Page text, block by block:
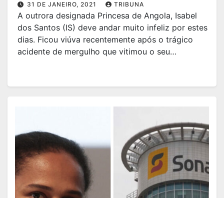
31 DE JANEIRO, 2021 TRIBUNA
A outrora designada Princesa de Angola, Isabel
dos Santos (IS) deve andar muito infeliz por estes
dias. Ficou viúva recentemente após o trágico
acidente de mergulho que vitimou o seu…